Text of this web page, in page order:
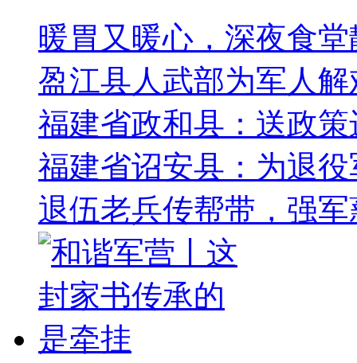
暖胃又暖心，深夜食
盈江县人武部为军人
福建省政和县：送政
福建省诏安县：为退
退伍老兵传帮带，强